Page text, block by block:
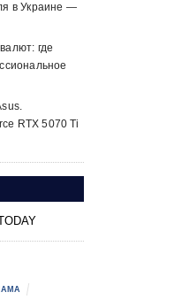
в Украине —
где
RTX 5070 Ti